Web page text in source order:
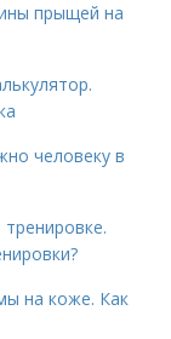
прыщей на
человеку в
на коже. Как